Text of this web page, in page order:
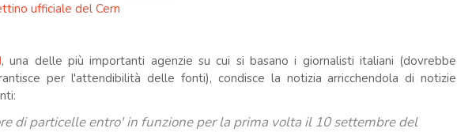
ufficiale del Cern
, una delle più importanti agenzie su cui si basano i giornalisti italiani (dovrebbe
per l'attendibilità delle fonti), condisce la notizia arricchendola di notizie
di particelle entro' in funzione per la prima volta il 10 settembre del